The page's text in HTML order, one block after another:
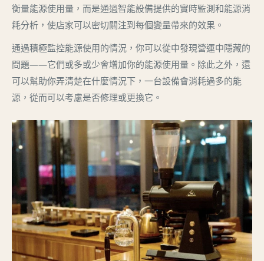
衡量能源使用量，而是通過智能設備提供的實時監測和能源消
耗分析，使店家可以密切關注到每個變量帶來的效果。
通過積極監控能源使用的情況，你可以從中發現營運中隱藏的
問題——它們或多或少會增加你的能源使用量。除此之外，還
可以幫助你弄清楚在什麼情況下，一台設備會消耗過多的能
源，從而可以考慮是否修理或更換它。